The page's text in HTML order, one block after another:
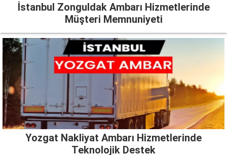
İstanbul Zonguldak Ambarı Hizmetlerinde
Müşteri Memnuniyeti
Yozgat Nakliyat Ambarı Hizmetlerinde
Teknolojik Destek